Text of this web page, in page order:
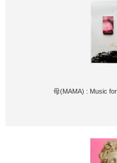
母(MAMA) : Music